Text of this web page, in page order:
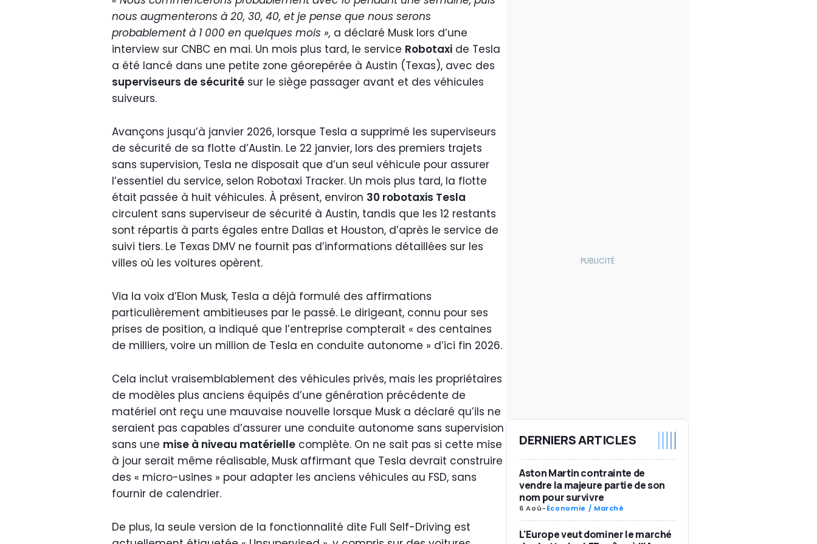
nous augmenterons à 20, 30, 40, et je pense que nous serons
probablement à 1 000 en quelques mois », a déclaré Musk lors d’une
interview sur CNBC en mai. Un mois plus tard, le service Robotaxi de Tesla
a été lancé dans une petite zone géorepérée à Austin (Texas), avec des
superviseurs de sécurité sur le siège passager avant et des véhicules
suiveurs.
Avançons jusqu’à janvier 2026, lorsque Tesla a supprimé les superviseurs
de sécurité de sa flotte d’Austin. Le 22 janvier, lors des premiers trajets
sans supervision, Tesla ne disposait que d’un seul véhicule pour assurer
l’essentiel du service, selon Robotaxi Tracker. Un mois plus tard, la flotte
était passée à huit véhicules. À présent, environ 30 robotaxis Tesla
circulent sans superviseur de sécurité à Austin, tandis que les 12 restants
sont répartis à parts égales entre Dallas et Houston, d’après le service de
suivi tiers. Le Texas DMV ne fournit pas d’informations détaillées sur les
villes où les voitures opèrent.
Via la voix d’Elon Musk, Tesla a déjà formulé des affirmations
particulièrement ambitieuses par le passé. Le dirigeant, connu pour ses
prises de position, a indiqué que l’entreprise compterait « des centaines
de milliers, voire un million de Tesla en conduite autonome » d’ici fin 2026.
Cela inclut vraisemblablement des véhicules privés, mais les propriétaires
de modèles plus anciens équipés d’une génération précédente de
matériel ont reçu une mauvaise nouvelle lorsque Musk a déclaré qu’ils ne
seraient pas capables d’assurer une conduite autonome sans supervision
sans une mise à niveau matérielle complète. On ne sait pas si cette mise
à jour serait même réalisable, Musk affirmant que Tesla devrait construire
des « micro-usines » pour adapter les anciens véhicules au FSD, sans
fournir de calendrier.
De plus, la seule version de la fonctionnalité dite Full Self-Driving est
DERNIERS ARTICLES
Aston Martin contrainte de
vendre la majeure partie de son
nom pour survivre
6 Aoû-Économie / Marché
L'Europe veut dominer le marché